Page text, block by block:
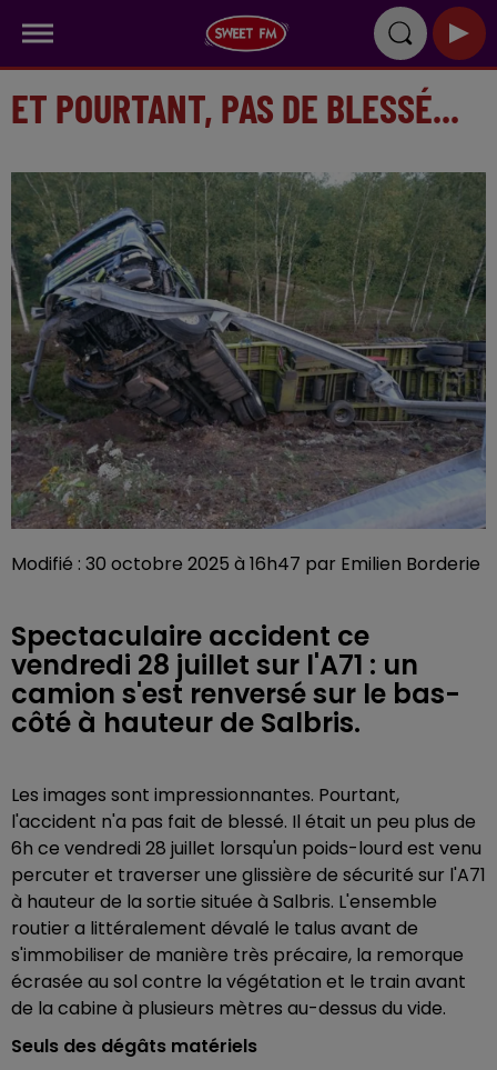
ET POURTANT, PAS DE BLESSÉ...
Modifié : 30 octobre 2025 à 16h47 par Emilien Borderie
Spectaculaire accident ce
vendredi 28 juillet sur l'A71 : un
camion s'est renversé sur le bas-
côté à hauteur de Salbris.
Les images sont impressionnantes. Pourtant,
l'accident n'a pas fait de blessé. Il était un peu plus de
6h ce vendredi 28 juillet lorsqu'un poids-lourd est venu
percuter et traverser une glissière de sécurité sur l'A71
à hauteur de la sortie située à Salbris. L'ensemble
routier a littéralement dévalé le talus avant de
s'immobiliser de manière très précaire, la remorque
écrasée au sol contre la végétation et le train avant
de la cabine à plusieurs mètres au-dessus du vide.
Seuls des dégâts matériels